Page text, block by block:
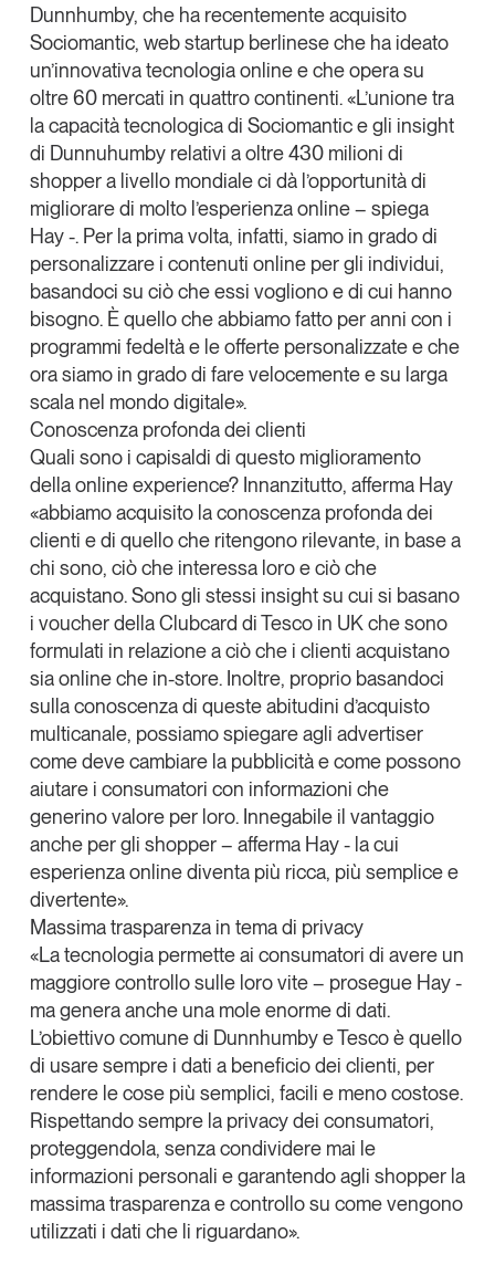
Dunnhumby, che ha recentemente acquisito
Sociomantic, web startup berlinese che ha ideato
un’innovativa tecnologia online e che opera su
oltre 60 mercati in quattro continenti. «L’unione tra
la capacità tecnologica di Sociomantic e gli insight
di Dunnuhumby relativi a oltre 430 milioni di
shopper a livello mondiale ci dà l’opportunità di
migliorare di molto l’esperienza online – spiega
Hay -. Per la prima volta, infatti, siamo in grado di
personalizzare i contenuti online per gli individui,
basandoci su ciò che essi vogliono e di cui hanno
bisogno. È quello che abbiamo fatto per anni con i
programmi fedeltà e le offerte personalizzate e che
ora siamo in grado di fare velocemente e su larga
scala nel mondo digitale».
Conoscenza profonda dei clienti
Quali sono i capisaldi di questo miglioramento
della online experience? Innanzitutto, afferma Hay
«abbiamo acquisito la conoscenza profonda dei
clienti e di quello che ritengono rilevante, in base a
chi sono, ciò che interessa loro e ciò che
acquistano. Sono gli stessi insight su cui si basano
i voucher della Clubcard di Tesco in UK che sono
formulati in relazione a ciò che i clienti acquistano
sia online che in-store. Inoltre, proprio basandoci
sulla conoscenza di queste abitudini d’acquisto
multicanale, possiamo spiegare agli advertiser
come deve cambiare la pubblicità e come possono
aiutare i consumatori con informazioni che
generino valore per loro. Innegabile il vantaggio
anche per gli shopper – afferma Hay - la cui
esperienza online diventa più ricca, più semplice e
divertente».
Massima trasparenza in tema di privacy
«La tecnologia permette ai consumatori di avere un
maggiore controllo sulle loro vite – prosegue Hay -
ma genera anche una mole enorme di dati.
L’obiettivo comune di Dunnhumby e Tesco è quello
di usare sempre i dati a beneficio dei clienti, per
rendere le cose più semplici, facili e meno costose.
Rispettando sempre la privacy dei consumatori,
proteggendola, senza condividere mai le
informazioni personali e garantendo agli shopper la
massima trasparenza e controllo su come vengono
utilizzati i dati che li riguardano».